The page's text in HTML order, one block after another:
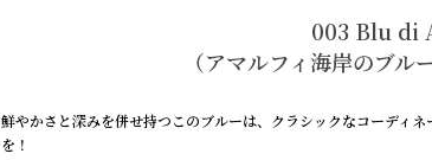
003 Blu di
（アマルフィ海岸のブル
鮮やかさと深みを併せ持つこのブルーは、クラシックなコーディ
を！